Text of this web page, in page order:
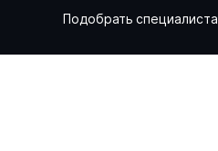
Подобрать специалиста